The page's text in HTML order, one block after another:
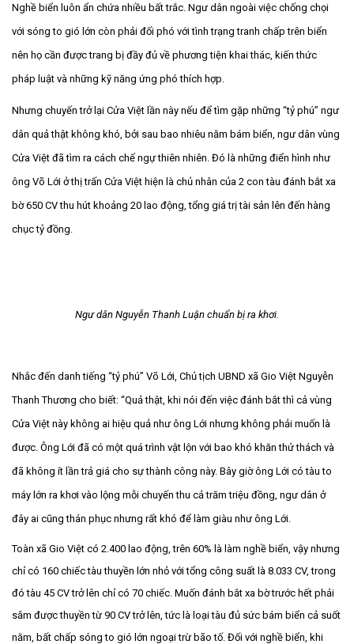
Nghề biển luôn ẩn chứa nhiều bất trắc. Ngư dân ngoài việc chống chọi
với sóng to gió lớn còn phải đối phó với tình trạng tranh chấp trên biển
nên họ cần được trang bị đầy đủ về phương tiện khai thác, kiến thức
pháp luật và những kỹ năng ứng phó thích hợp.
Nhưng chuyến trở lại Cửa Việt lần này nếu để tìm gặp những “tỷ phú” ngư
dân quả thật không khó, bởi sau bao nhiêu năm bám biển, ngư dân vùng
Cửa Việt đã tìm ra cách chế ngự thiên nhiên. Đó là những điển hình như
ông Võ Lới ở thị trấn Cửa Việt hiện là chủ nhân của 2 con tàu đánh bắt xa
bờ 650 CV thu hút khoảng 20 lao động, tổng giá trị tài sản lên đến hàng
chục tỷ đồng.
Ngư dân Nguyễn Thanh Luận chuẩn bị ra khơi.
Nhắc đến danh tiếng “tỷ phú” Võ Lới, Chủ tịch UBND xã Gio Việt Nguyễn
Thanh Thương cho biết: “Quả thật, khi nói đến việc đánh bắt thì cả vùng
Cửa Việt này không ai hiệu quả như ông Lới nhưng không phải muốn là
được. Ông Lới đã có một quá trình vật lộn với bao khó khăn thử thách và
đã không ít lần trả giá cho sự thành công này. Bây giờ ông Lới có tàu to
máy lớn ra khơi vào lộng mỗi chuyến thu cả trăm triệu đồng, ngư dân ở
đây ai cũng thán phục nhưng rất khó để làm giàu như ông Lới.
Toàn xã Gio Việt có 2.400 lao động, trên 60% là làm nghề biển, vậy nhưng
chỉ có 160 chiếc tàu thuyền lớn nhỏ với tổng công suất là 8.033 CV, trong
đó tàu 45 CV trở lên chỉ có 70 chiếc. Muốn đánh bắt xa bờ trước hết phải
sắm được thuyền từ 90 CV trở lên, tức là loại tàu đủ sức bám biển cả suốt
năm, bất chấp sóng to gió lớn ngoại trừ bão tố. Đối với nghề biển, khi